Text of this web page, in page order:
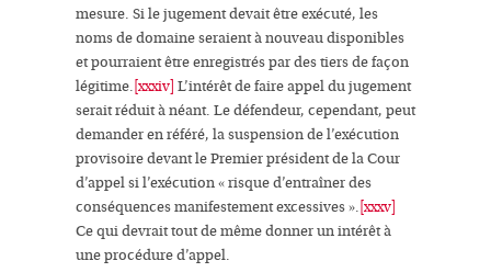
mesure. Si le jugement devait être exécuté, les
noms de domaine seraient à nouveau disponibles
et pourraient être enregistrés par des tiers de façon
légitime.[xxxiv] L’intérêt de faire appel du jugement
serait réduit à néant. Le défendeur, cependant, peut
demander en référé, la suspension de l’exécution
provisoiredevant le Premier président de la Cour
d’appel si l’exécution «risque d’entraîner des
conséquences manifestement excessives».[xxxv]
Ce qui devrait tout de même donner un intérêt à
uneprocédure d’appel.